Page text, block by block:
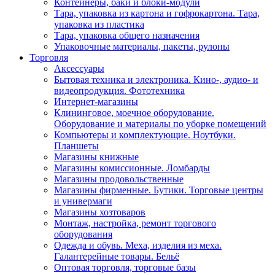
Контейнеры, баки и блоки-модули
Тара, упаковка из картона и гофрокартона. Тара,
упаковка из пластика
Тара, упаковка общего назначения
Упаковочные материалы, пакеты, рулоны
Торговля
Аксессуары
Бытовая техника и электроника. Кино-, аудио- и
видеопродукция. Фототехника
Интернет-магазины
Клининговое, моечное оборудование.
Оборудование и материалы по уборке помещений
Компьютеры и комплектующие. Ноутбуки.
Планшеты
Магазины книжные
Магазины комиссионные. Ломбарды
Магазины продовольственные
Магазины фирменные. Бутики. Торговые центры
и универмаги
Магазины хозтоваров
Монтаж, настройка, ремонт торгового
оборудования
Одежда и обувь. Меха, изделия из меха.
Галантерейные товары. Бельё
Оптовая торговля, торговые базы